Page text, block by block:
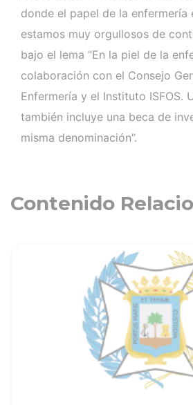
donde el papel de la enfermería
estamos muy orgullosos de
bajo el lema “En la piel de la
colaboración con el Consejo
Enfermería y el Instituto ISFOS.
también incluye una beca de
misma denominación”.
Contenido